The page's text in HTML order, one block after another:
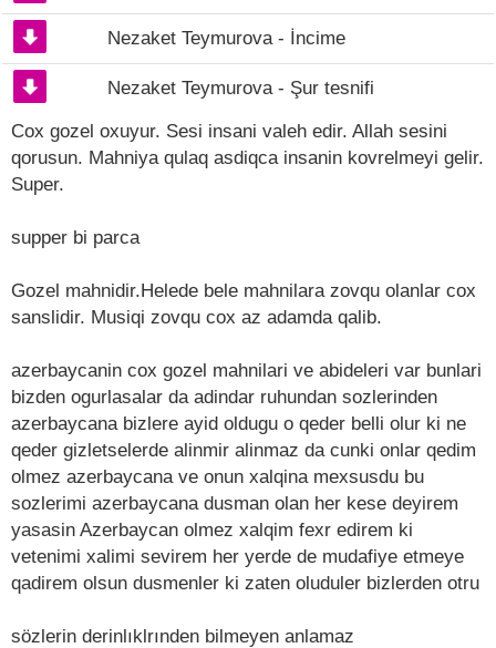
Nezaket Teymurova - İncime
Nezaket Teymurova - Şur tesnifi
Cox gozel oxuyur. Sesi insani valeh edir. Allah sesini
qorusun. Mahniya qulaq asdiqca insanin kovrelmeyi gelir.
Super.
supper bi parca
Gozel mahnidir.Helede bele mahnilara zovqu olanlar cox
sanslidir. Musiqi zovqu cox az adamda qalib.
azerbaycanin cox gozel mahnilari ve abideleri var bunlari
bizden ogurlasalar da adindar ruhundan sozlerinden
azerbaycana bizlere ayid oldugu o qeder belli olur ki ne
qeder gizletselerde alinmir alinmaz da cunki onlar qedim
olmez azerbaycana ve onun xalqina mexsusdu bu
sozlerimi azerbaycana dusman olan her kese deyirem
yasasin Azerbaycan olmez xalqim fexr edirem ki
vetenimi xalimi sevirem her yerde de mudafiye etmeye
qadirem olsun dusmenler ki zaten oluduler bizlerden otru
sözlerin derinlıklrınden bilmeyen anlamaz